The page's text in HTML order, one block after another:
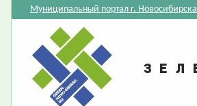
Муниципальный портал г. Новосибирска